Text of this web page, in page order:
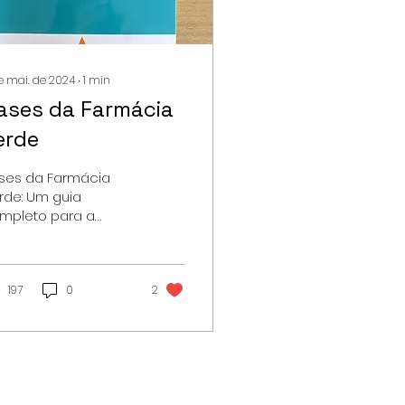
mai. de 2024 ∙1 min
da Farmácia
da Farmácia
Um guia
para a
197 0 2